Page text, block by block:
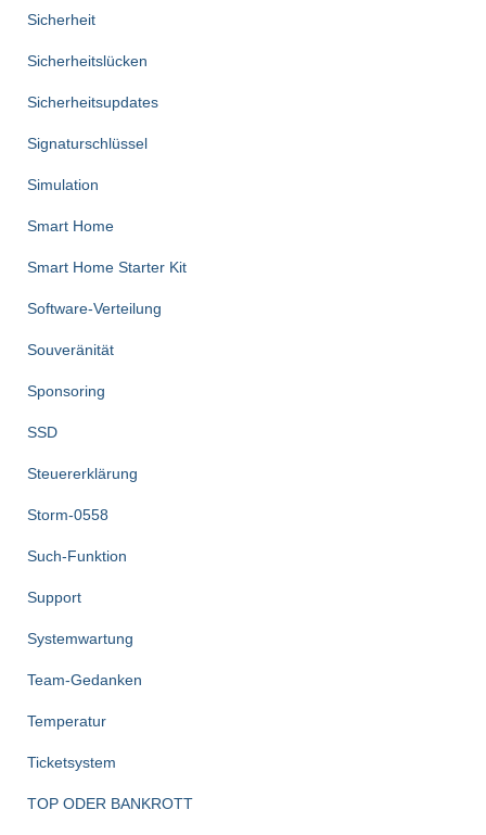
Sicherheit
Sicherheitslücken
Sicherheitsupdates
Signaturschlüssel
Simulation
Smart Home
Smart Home Starter Kit
Software-Verteilung
Souveränität
Sponsoring
SSD
Steuererklärung
Storm-0558
Such-Funktion
Support
Systemwartung
Team-Gedanken
Temperatur
Ticketsystem
TOP ODER BANKROTT